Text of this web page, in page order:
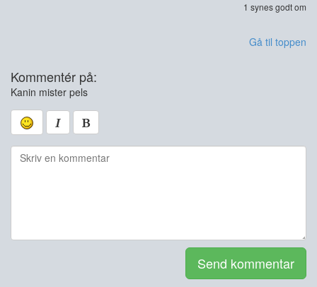
1 synes godt om
Gå til toppen
Kommentér på:
Kanin mister pels
Send kommentar